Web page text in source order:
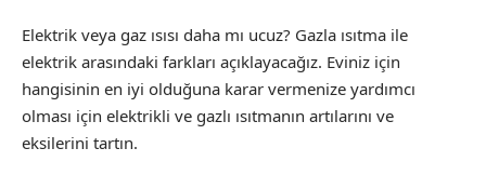
Elektrik veya gaz ısısı daha mı ucuz? Gazla ısıtma ile
elektrik arasındaki farkları açıklayacağız. Eviniz için
hangisinin en iyi olduğuna karar vermenize yardımcı
olması için elektrikli ve gazlı ısıtmanın artılarını ve
eksilerini tartın.